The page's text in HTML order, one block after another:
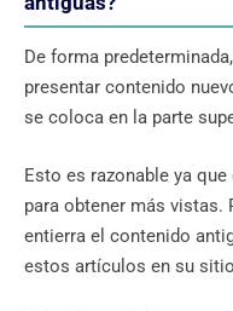
De forma
presentar contenido
se coloca en la parte
Esto es razonable ya
para obtener más vistas.
entierra el contenido
estos artículos en su